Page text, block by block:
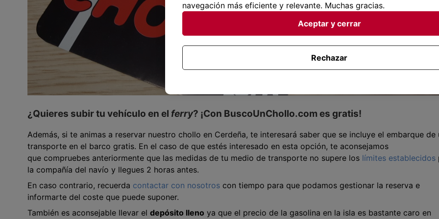
¿Quieres subir tu vehículo en el ferry? ¡Con BuscoUnChollo.com es gratis!
Además, si te animas a reservar nuestro chollo en Cerdeña, te interesará saber que se incluye el embarque de
transporte en el barco gratis. En el caso de que estés interesado en esta opción, te aconsejamos
que compruebes anteriormente que las medidas de tu medio de transporte no supere los límites establecidos
la compañía del navío y llegues 2 horas antes.
En caso contrario, recuerda contactar con nosotros con tiempo para que podamos gestionar la reserva e
informarte del coste que puede suponer.
También es aconsejable llevar el depósito lleno ya que el precio de la gasolina en la isla es bastante caro en
navegación más eficiente y relevante. Muchas gracias.
Aceptar y cerrar
Rechazar